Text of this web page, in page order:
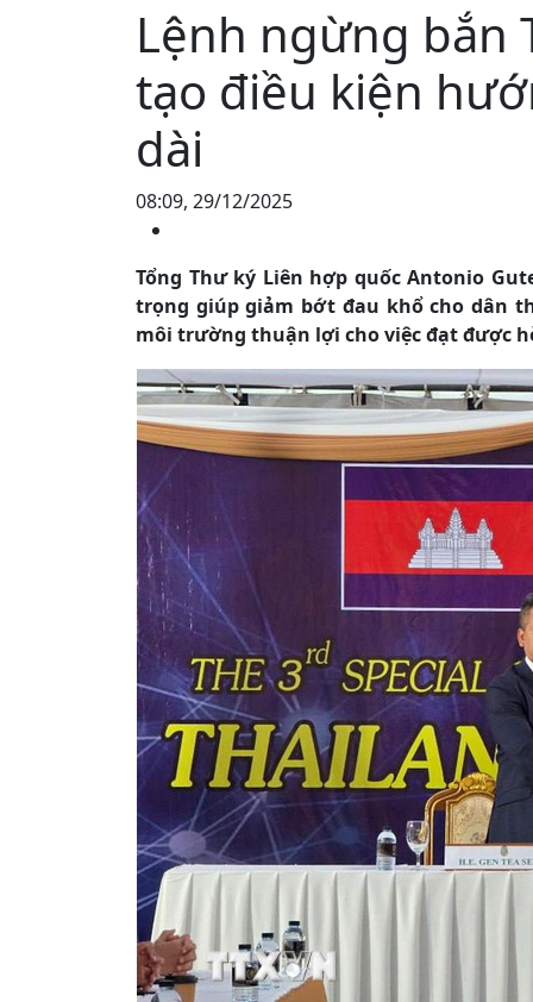
Lệnh ngừng bắn
tạo điều kiện
dài
08:09, 29/12/2025
Tổng Thư ký Liên hợp quốc Antonio
trọng giúp giảm bớt đau khổ cho dân
môi trường thuận lợi cho việc đạt được